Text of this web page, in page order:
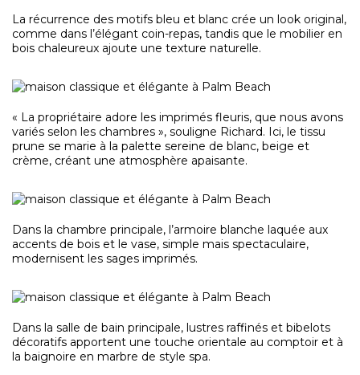
La récurrence des motifs bleu et blanc crée un look original,
comme dans l’élégant coin-repas, tandis que le mobilier en
bois chaleureux ajoute une texture naturelle.
« La propriétaire adore les imprimés fleuris, que nous avons
variés selon les chambres », souligne Richard. Ici, le tissu
prune se marie à la palette sereine de blanc, beige et
crème, créant une atmosphère apaisante.
Dans la chambre principale, l’armoire blanche laquée aux
accents de bois et le vase, simple mais spectaculaire,
modernisent les sages imprimés.
Dans la salle de bain principale, lustres raffinés et bibelots
décoratifs apportent une touche orientale au comptoir et à
la baignoire en marbre de style spa.